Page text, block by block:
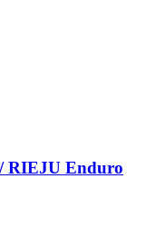
RIEJU Enduro